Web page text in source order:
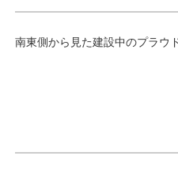
南東側から見た建設中のプラウ